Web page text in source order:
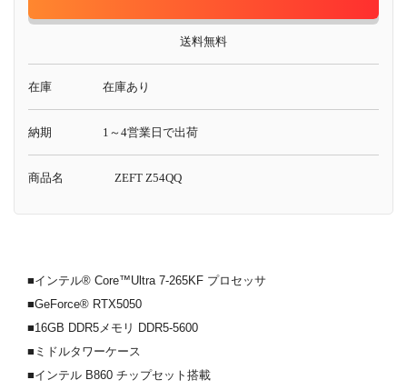
送料無料
在庫 在庫あり
納期 1～4営業日で出荷
商品名 ZEFT Z54QQ
■インテル® Core™Ultra 7-265KF プロセッサ
■GeForce® RTX5050
■16GB DDR5メモリ DDR5-5600
■ミドルタワーケース
■インテル B860 チップセット搭載